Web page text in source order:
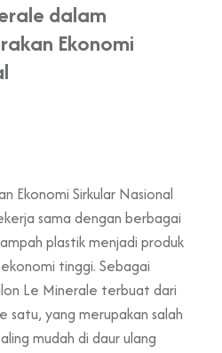
dalam
Ekonomi
Ekonomi Sirkular Nasional
sama dengan berbagai
plastik menjadi produk
tinggi. Sebagai
Le Minerale terbuat dari
satu, yang merupakan salah
mudah di daur ulang